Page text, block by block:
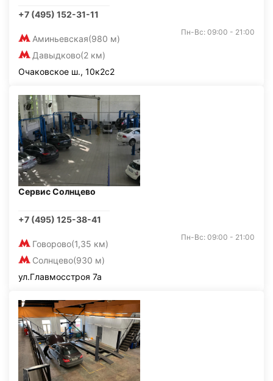
+7 (495) 152-31-11
Аминьевская(980 м)
Давыдково(2 км)
Пн-Вс: 09:00 - 21:00
Очаковское ш., 10к2с2
Сервис Солнцево
+7 (495) 125-38-41
Говорово(1,35 км)
Солнцево(930 м)
Пн-Вс: 09:00 - 21:00
ул.Главмосстроя 7а